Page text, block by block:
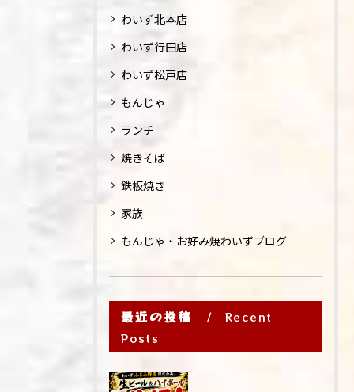
わいず北本店
わいず行田店
わいず松戸店
もんじゃ
ランチ
焼きそば
鉄板焼き
家族
もんじゃ・お好み焼わいずブログ
最近の投稿
Recent
Posts